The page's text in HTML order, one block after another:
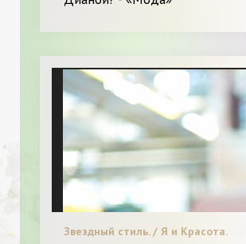
Звездный стиль. / Я и Красота.